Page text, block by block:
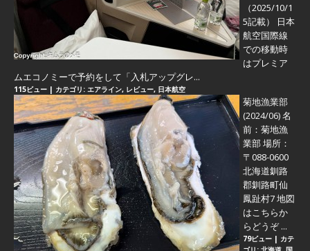
（2025/10/1
5記載） 日本
航空国際線
での移動時
はプレミア
ムエコノミーで予約をして「入札アップグレ...
115ビュー | カテゴリ: エアライン, レビュー, 日本航空
菊地漁業部
(2024/06)名
前：菊地漁
業部 場所：
〒088-0600
北海道釧路
郡釧路町仙
鳳趾村7 地図
はこちらか
らどうぞ ...
79ビュー | カテ